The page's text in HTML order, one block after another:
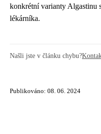
konkrétní varianty Algastinu
lékárníka.
Našli jste v článku chybu?
Publikováno: 08. 06. 2024